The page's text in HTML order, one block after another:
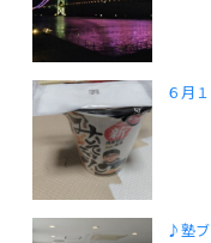
６月
♪塾